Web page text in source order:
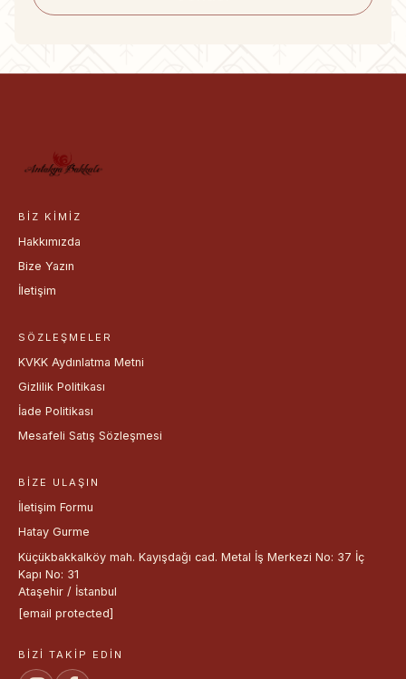
BIZ KIMIZ
Hakkımızda
Bize Yazın
İletişim
SÖZLEŞMELER
KVKK Aydınlatma Metni
Gizlilik Politikası
İade Politikası
Mesafeli Satış Sözleşmesi
BIZE ULAŞIN
İletişim Formu
Hatay Gurme
Küçükbakkalköy mah. Kayışdağı cad. Metal İş Merkezi No: 37 İç
Kapı No: 31
Ataşehir / İstanbul
[email protected]
BIZI TAKIP EDIN